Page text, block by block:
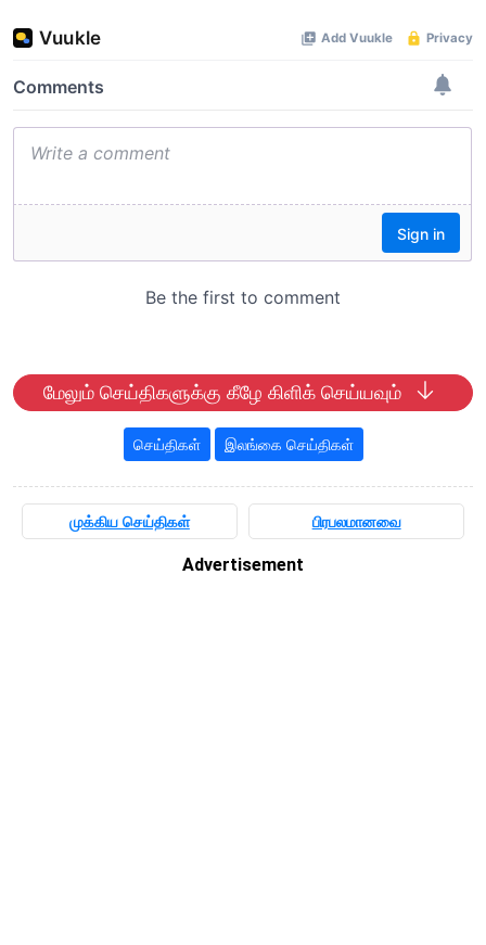
மேலும் செய்திகளுக்கு கீழே கிளிக் செய்யவும்
செய்திகள் இலங்கை செய்திகள்
முக்கிய செய்திகள் பிரபலமானவை
Advertisement